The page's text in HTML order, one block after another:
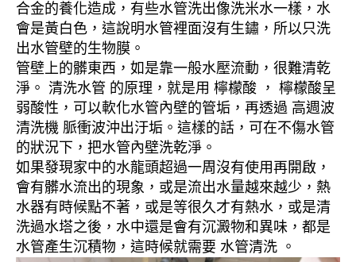
合金的養化造成，有些水管洗出像洗米水一樣，水
會是黃白色，這說明水管裡面沒有生鏽，所以只洗
出水管壁的生物膜。
管壁上的髒東西，如是靠一般水壓流動，很難清乾
淨。 清洗水管 的原理，就是用 檸檬酸 ， 檸檬酸呈
弱酸性，可以軟化水管內壁的管垢，再透過 高週波
清洗機 脈衝波沖出汙垢。這樣的話，可在不傷水管
的狀況下，把水管內壁洗乾淨。
如果發現家中的水龍頭超過一周沒有使用再開啟，
會有髒水流出的現象，或是流出水量越來越少，熱
水器有時候點不著，或是等很久才有熱水，或是清
洗過水塔之後，水中還是會有沉澱物和異味，都是
水管產生沉積物，這時候就需要 水管清洗 。